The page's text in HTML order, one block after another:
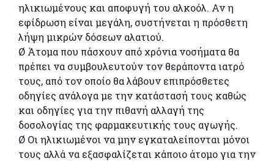
ηλικιωμένους και αποφυγή του αλκοόλ. Αν η
εφίδρωση είναι μεγάλη, συστήνεται η πρόσθετη
λήψη μικρών δόσεων αλατιού.
Ø Άτομα που πάσχουν από χρόνια νοσήματα θα
πρέπει να συμβουλευτούν τον θεράποντα ιατρό
τους, από τον οποίο θα λάβουν επιπρόσθετες
οδηγίες ανάλογα με την κατάστασή τους καθώς
και οδηγίες για την πιθανή αλλαγή της
δοσολογίας της φαρμακευτικής τους αγωγής.
Ø Οι ηλικιωμένοι να μην εγκαταλείπονται μόνοι
τους αλλά να εξασφαλίζεται κάποιο άτομο για την